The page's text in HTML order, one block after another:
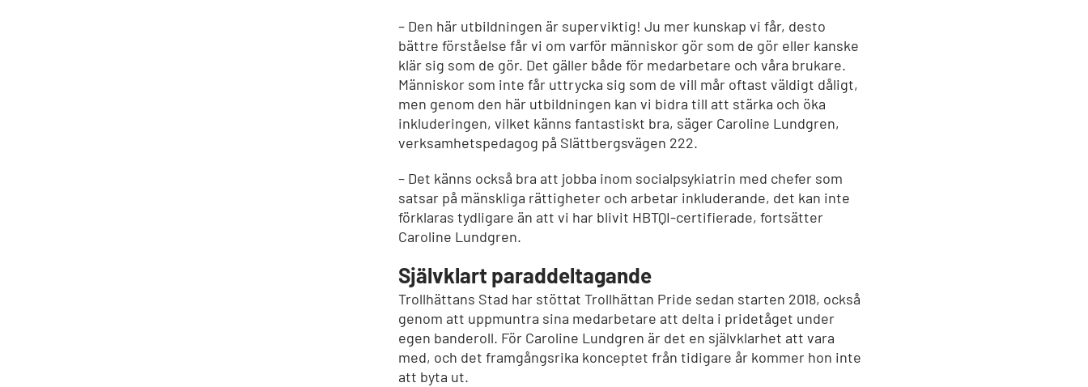
– Den här utbildningen är superviktig! Ju mer kunskap vi får, desto
bättre förståelse får vi om varför människor gör som de gör eller kanske
klär sig som de gör. Det gäller både för medarbetare och våra brukare.
Människor som inte får uttrycka sig som de vill mår oftast väldigt dåligt,
men genom den här utbildningen kan vi bidra till att stärka och öka
inkluderingen, vilket känns fantastiskt bra, säger Caroline Lundgren,
verksamhetspedagog på Slättbergsvägen 222.
– Det känns också bra att jobba inom socialpsykiatrin med chefer som
satsar på mänskliga rättigheter och arbetar inkluderande, det kan inte
förklaras tydligare än att vi har blivit HBTQI-certifierade, fortsätter
Caroline Lundgren.
Självklart paraddeltagande
Trollhättans Stad har stöttat Trollhättan Pride sedan starten 2018, också
genom att uppmuntra sina medarbetare att delta i pridetåget under
egen banderoll. För Caroline Lundgren är det en självklarhet att vara
med, och det framgångsrika konceptet från tidigare år kommer hon inte
att byta ut.